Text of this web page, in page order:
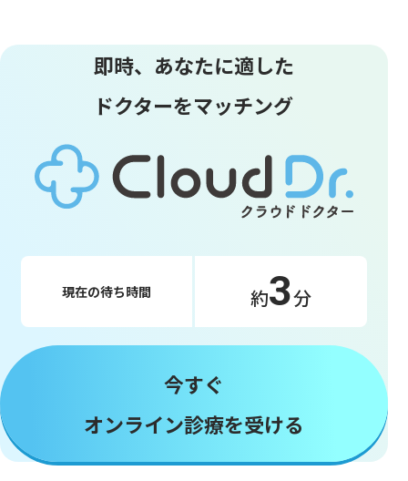
即時、あなたに適した
ドクターをマッチング
現在の待ち時間 約3分
今すぐ
オンライン診療を受ける